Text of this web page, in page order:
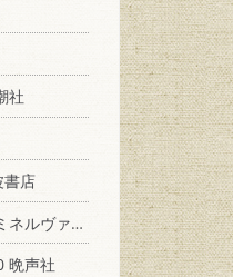
社
書店
ルヴァ書房
晩声社